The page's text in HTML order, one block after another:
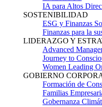
IA para Altos
SOSTENIBILIDAD
ESG y Finanzas
Finanzas para la
LIDERAZGO Y
Advanced
Journey to
Women Leading
GOBIERNO
Formación de
Familias
Gobernanza